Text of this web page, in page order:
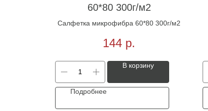
60*80 300г/м2
Салфетка микрофибра 60*80 300г/м2
144 р.
В корзину
Подробнее